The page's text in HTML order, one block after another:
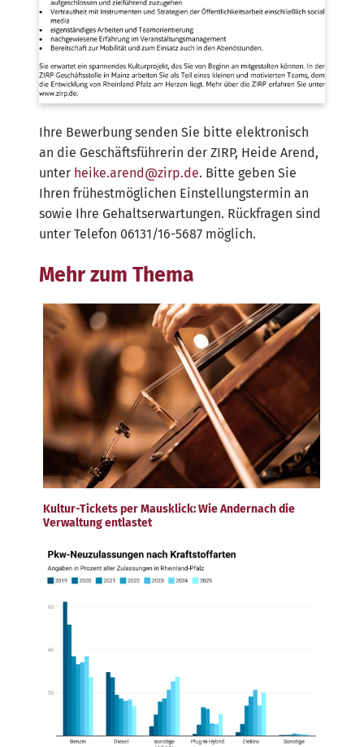
Ihre Bewerbung senden Sie bitte elektronisch
an die Geschäftsführerin der ZIRP, Heide Arend,
unter heike.arend@zirp.de. Bitte geben Sie
Ihren frühestmöglichen Einstellungstermin an
sowie Ihre Gehaltserwartungen. Rückfragen sind
unter Telefon 06131/16-5687 möglich.
Mehr zum Thema
Kultur-Tickets per Mausklick: Wie Andernach die
Verwaltung entlastet